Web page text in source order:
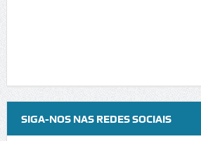
SIGA-NOS NAS REDES SOCIAIS